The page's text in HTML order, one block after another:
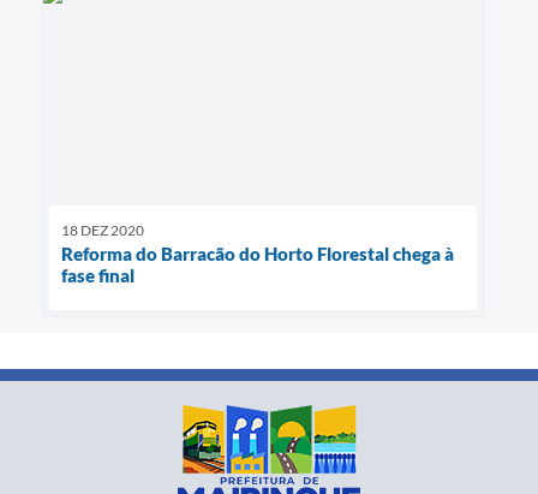
18 DEZ 2020
Reforma do Barracão do Horto Florestal chega à
fase final